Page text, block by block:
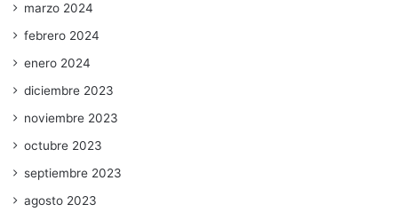
marzo 2024
febrero 2024
enero 2024
diciembre 2023
noviembre 2023
octubre 2023
septiembre 2023
agosto 2023